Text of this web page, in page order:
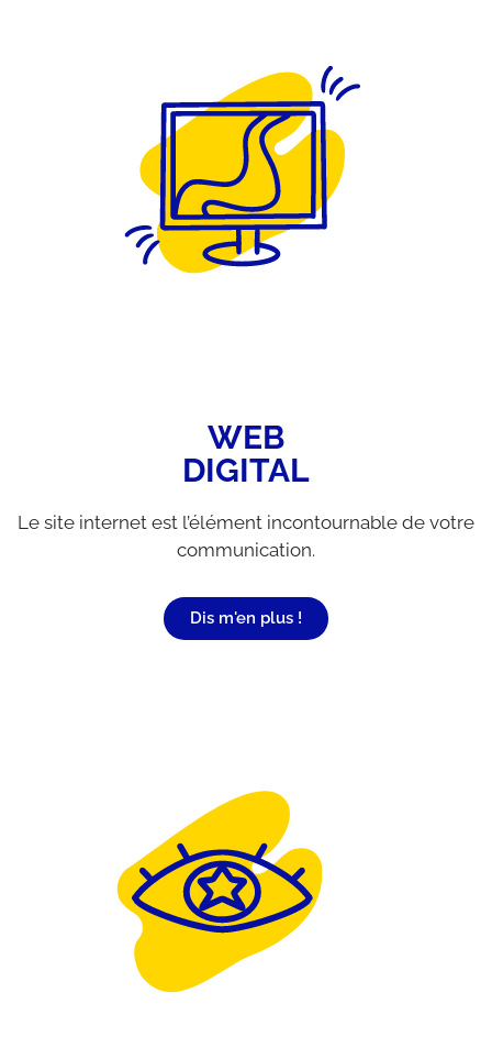
WEB
DIGITAL
Le site internet est l’élément incontournable de votre
communication.
Dis m'en plus !